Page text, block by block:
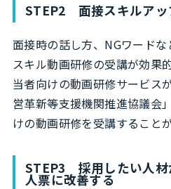
STEP2 面接スキルアッ
面接時の話し方、NGワード
スキル動画研修の受講が効果
当者向けの動画研修サービス
営革新等支援機関推進協議会
けの動画研修を受講すること
STEP3 採用したい人材
人票に改善する